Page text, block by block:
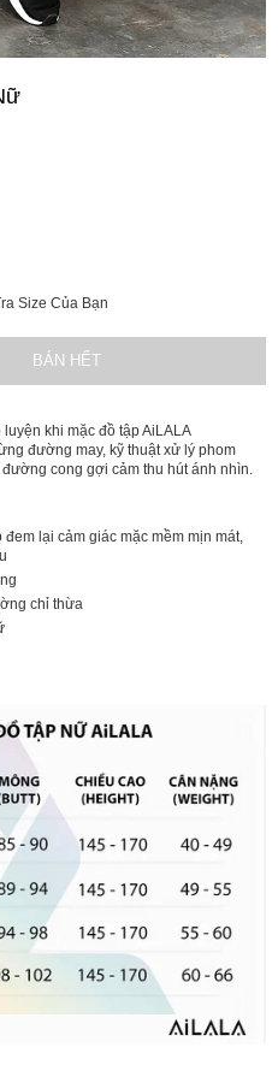
Size Của Bạn
BÁN HẾT
khi mặc đồ tập AiLALA
đường may, kỹ thuật xử lý phom
cong gợi cảm thu hút ánh nhìn.
lại cảm giác mặc mềm mịn mát,
chỉ thừa